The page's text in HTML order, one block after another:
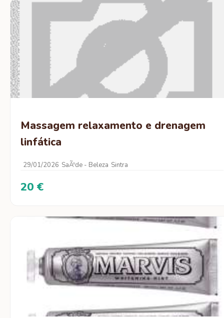
Massagem relaxamento e drenagem
linfática
29/01/2026 SaÃºde - Beleza Sintra
20 €